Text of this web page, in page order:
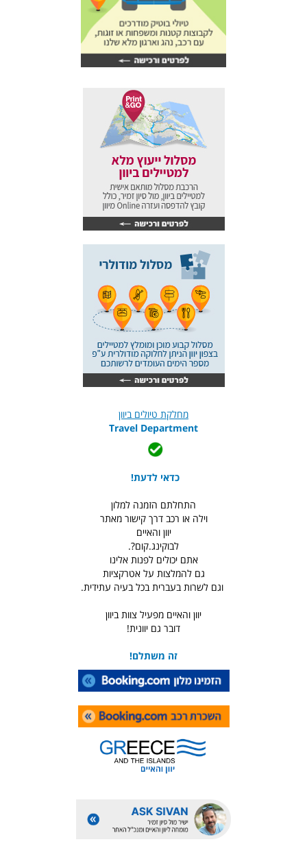
מחלקת טיולים ביוון
Travel Department
כדאי לדעת!
התחלתם הזמנה למלון
וילה או רכב דרך קישור מאתר
יוון והאיים
לבוקינג.קום?.
אתם יכולים לפנות אלינו
גם להמלצות על אטרקציות
וגם לשרות בעברית בכל בעיה עתידית.
יוון והאיים מפעיל צוות ביוון
דובר גם יוונית!
זה משתלם!